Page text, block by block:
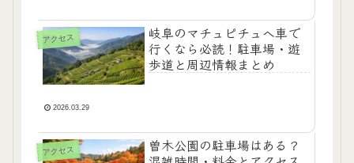
アクセス
岐阜のマチュピチュへ車で
行くなら必読！駐車場・遊
歩道と周辺情報まとめ
2026.03.29
アクセス
曽木公園の駐車場はある？